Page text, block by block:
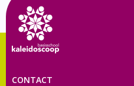
CONTACT